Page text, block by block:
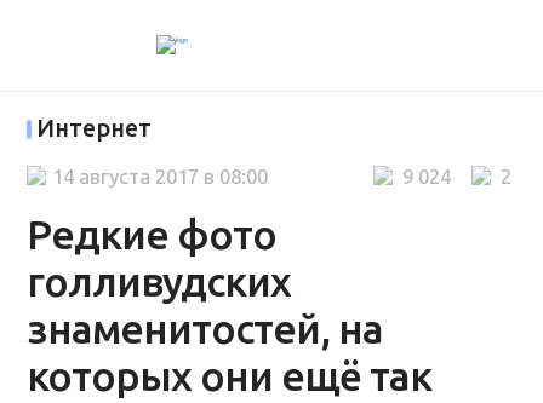
Интернет
Редкие фото
голливудских
знаменитостей, на
которых они ещё так
2
9 024
14 августа 2017 в 08:00